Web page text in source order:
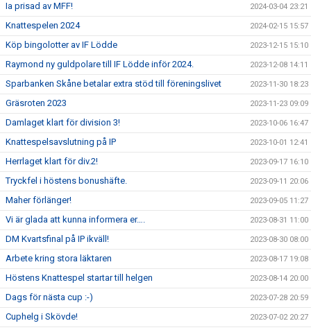
Ia prisad av MFF! 2024-03-04 23:21
Knattespelen 2024 2024-02-15 15:57
Köp bingolotter av IF Lödde 2023-12-15 15:10
Raymond ny guldpolare till IF Lödde inför 2024. 2023-12-08 14:11
Sparbanken Skåne betalar extra stöd till föreningslivet 2023-11-30 18:23
Gräsroten 2023 2023-11-23 09:09
Damlaget klart för division 3! 2023-10-06 16:47
Knattespelsavslutning på IP 2023-10-01 12:41
Herrlaget klart för div.2! 2023-09-17 16:10
Tryckfel i höstens bonushäfte. 2023-09-11 20:06
Maher förlänger! 2023-09-05 11:27
Vi är glada att kunna informera er…. 2023-08-31 11:00
DM Kvartsfinal på IP ikväll! 2023-08-30 08:00
Arbete kring stora läktaren 2023-08-17 19:08
Höstens Knattespel startar till helgen 2023-08-14 20:00
Dags för nästa cup :-) 2023-07-28 20:59
Cuphelg i Skövde! 2023-07-02 20:27